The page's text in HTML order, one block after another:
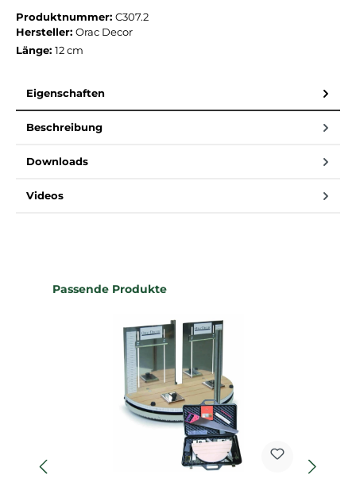
Produktnummer: C307.2
Hersteller: Orac Decor
Länge: 12 cm
Eigenschaften
Beschreibung
Downloads
Videos
Produktgalerie überspringen
Passende Produkte